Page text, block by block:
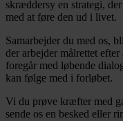
skræddersy en strategi,
med at føre den ud i livet.
Samarbejder du med os,
der arbejder målrettet
foregår med løbende
kan følge med i forløbet.
Vi du prøve kræfter med
sende os en besked eller